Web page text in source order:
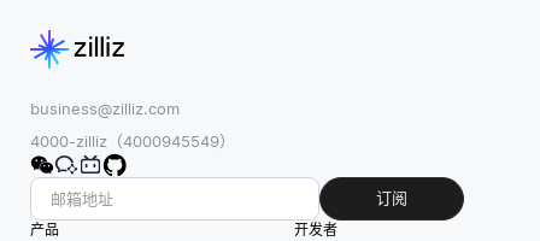
business@zilliz.com
4000-zilliz（4000945549）
订阅
产品
开发者